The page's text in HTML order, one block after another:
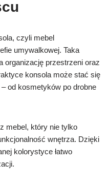
czyli mebel
umywalkowej. Taka
organizację przestrzeni oraz
konsola może stać się
od kosmetyków po drobne
mebel, który nie tylko
wnętrza. Dzięki
kolorystyce łatwo